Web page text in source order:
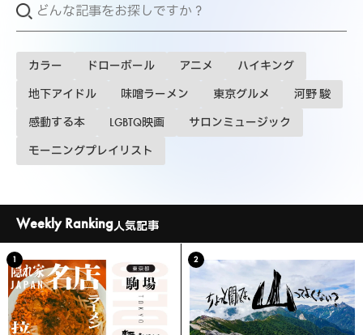
カラー ドローボール アニメ ハイキング
地下アイドル 味噌ラーメン 東京グルメ 河野 駿
感動する本 LGBTQ映画 サロンミュージック
モーニングプレイリスト
Weekly Ranking人気記事
1 2